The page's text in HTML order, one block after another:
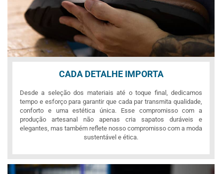
CADA DETALHE IMPORTA
Desde a seleção dos materiais até o toque final, dedicamos
tempo e esforço para garantir que cada par transmita qualidade,
conforto e uma estética única. Esse compromisso com a
produção artesanal não apenas cria sapatos duráveis e
elegantes, mas também reflete nosso compromisso com a moda
sustentável e ética.